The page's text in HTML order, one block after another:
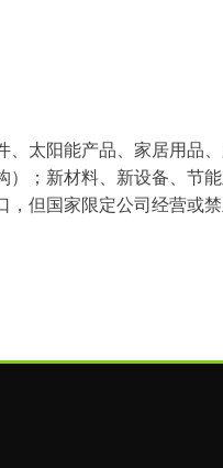
太阳能产品、家居用品
；新材料、新设备、节
但国家限定公司经营或